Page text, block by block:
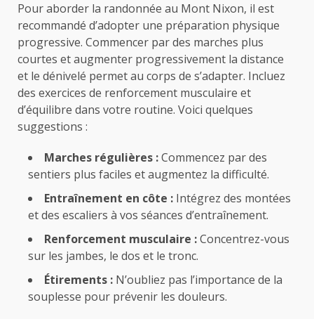
Pour aborder la randonnée au Mont Nixon, il est
recommandé d’adopter une préparation physique
progressive. Commencer par des marches plus
courtes et augmenter progressivement la distance
et le dénivelé permet au corps de s’adapter. Incluez
des exercices de renforcement musculaire et
d’équilibre dans votre routine. Voici quelques
suggestions :
Marches régulières :Commencez par des
sentiers plus faciles et augmentez la difficulté.
Entraînement en côte : Intégrez des montées
et des escaliers à vos séances d’entraînement.
Renforcement musculaire :Concentrez-vous
sur les jambes, le dos et le tronc.
Étirements : N’oubliez pas l’importance de la
souplesse pour prévenir les douleurs.